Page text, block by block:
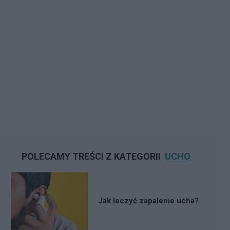
POLECAMY TREŚCI Z KATEGORII UCHO
Jak leczyć zapalenie ucha?